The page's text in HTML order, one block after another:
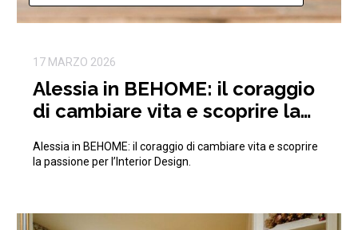
17 MARZO 2026
Alessia in BEHOME: il coraggio
di cambiare vita e scoprire la
Alessia in BEHOME: il coraggio di cambiare vita e scoprire
la passione per l’Interior Design.